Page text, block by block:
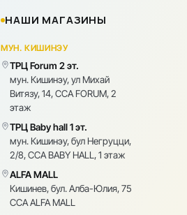
НАШИ МАГАЗИНЫ
МУН. КИШИНЭУ
ТРЦ Forum 2 эт.
мун. Кишинэу, ул Михай
Витязу, 14, CCA FORUM, 2
этаж
ТРЦ Baby hall 1 эт.
мун. Кишинэу, бул Негруцци,
2/8, CCA BABY HALL, 1 этаж
ALFA MALL
Кишинев, бул. Алба-Юлия, 75
CCA ALFA MALL